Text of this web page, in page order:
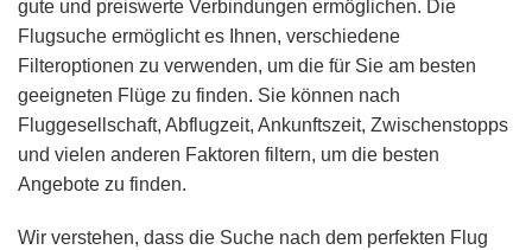
gute und preiswerte Verbindungen ermöglichen. Die
Flugsuche ermöglicht es Ihnen, verschiedene
Filteroptionen zu verwenden, um die für Sie am besten
geeigneten Flüge zu finden. Sie können nach
Fluggesellschaft, Abflugzeit, Ankunftszeit, Zwischenstopps
und vielen anderen Faktoren filtern, um die besten
Angebote zu finden.
Wir verstehen, dass die Suche nach dem perfekten Flug